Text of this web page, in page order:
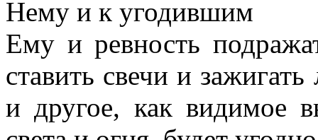
Нему и к угодившим
Ему и ревность
ставить свечи и
и другое, как видимое